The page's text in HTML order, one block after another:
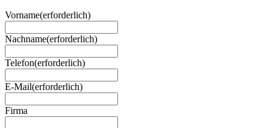
Vorname(erforderlich)
Nachname(erforderlich)
Telefon(erforderlich)
E-Mail(erforderlich)
Firma